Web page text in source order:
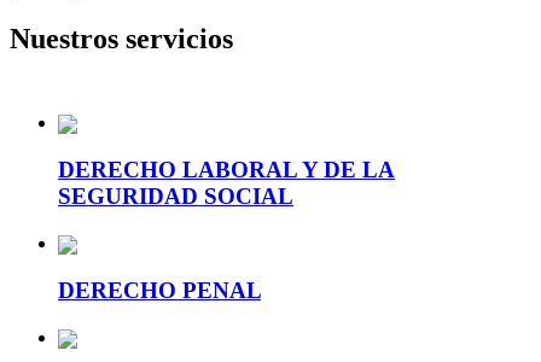
Nuestros servicios
DERECHO LABORAL Y DE LA
SEGURIDAD SOCIAL
DERECHO PENAL